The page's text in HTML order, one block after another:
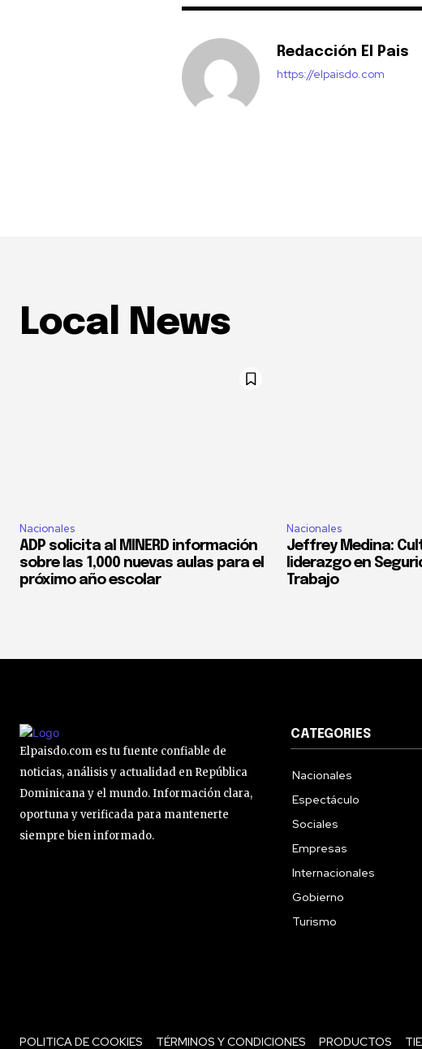
Redacción El Pais
https://elpaisdo.com
Local News
Nacionales
ADP solicita al MINERD información
sobre las 1,000 nuevas aulas para el
próximo año escolar
Nacionales
Jeffrey Medina:
liderazgo en
Trabajo
Elpaisdo.com es tu fuente confiable de
noticias, análisis y actualidad en República
Dominicana y el mundo. Información clara,
oportuna y verificada para mantenerte
siempre bien informado.
CATEGORIES
Nacionales
Espectáculo
Sociales
Empresas
Internacionales
Gobierno
Turismo
POLITICA DE COOKIES TÉRMINOS Y CONDICIONES PRODUCTOS